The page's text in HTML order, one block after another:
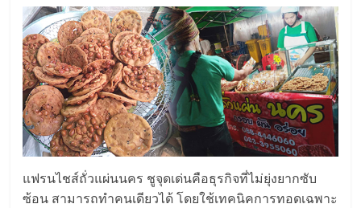
แฟรนไชส์ถั่วแผ่นนคร ชูจุดเด่นคือธุรกิจที่ไม่ยุ่งยากซับ
ซ้อน สามารถทำคนเดียวได้ โดยใช้เทคนิคการทอดเฉพาะ